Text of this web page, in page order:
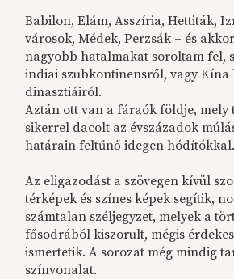
Babilon, Elám, Asszíria, Hettiták,
városok, Médek, Perzsák – és
nagyobb hatalmakat soroltam fel, s
indiai szubkontinensről, vagy Kína
dinasztiáiról.
Aztán ott van a fáraók földje, mely
sikerrel dacolt az évszázadok
határain feltűnő idegen hódítókkal.
Az eligazodást a szövegen kívül
térképek és színes képek segítik,
számtalan széljegyzet, melyek a
fősodrából kiszorult, mégis
ismertetik. A sorozat még mindig
színvonalat.